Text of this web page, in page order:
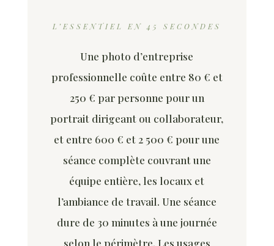
L’ESSENTIEL EN 45 SECONDES
Une photo d’entreprise
professionnelle coûte entre 80 € et
250 € par personne pour un
portrait dirigeant ou collaborateur,
et entre 600 € et 2 500 € pour une
séance complète couvrant une
équipe entière, les locaux et
l’ambiance de travail. Une séance
dure de 30 minutes à une journée
selon le périmètre. Les usages